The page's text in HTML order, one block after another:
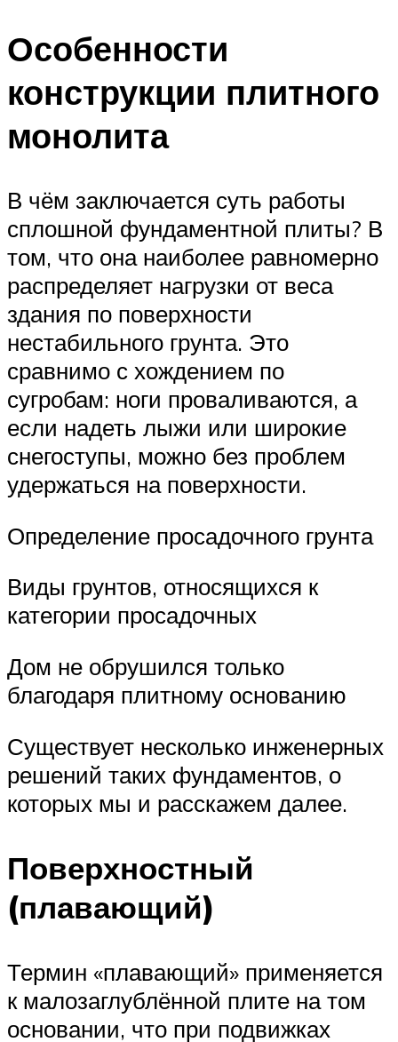
Особенности
конструкции плитного
монолита
В чём заключается суть работы
сплошной фундаментной плиты? В
том, что она наиболее равномерно
распределяет нагрузки от веса
здания по поверхности
нестабильного грунта. Это
сравнимо с хождением по
сугробам: ноги проваливаются, а
если надеть лыжи или широкие
снегоступы, можно без проблем
удержаться на поверхности.
Определение просадочного грунта
Виды грунтов, относящихся к
категории просадочных
Дом не обрушился только
благодаря плитному основанию
Существует несколько инженерных
решений таких фундаментов, о
которых мы и расскажем далее.
Поверхностный
(плавающий)
Термин «плавающий» применяется
к малозаглублённой плите на том
основании, что при подвижках